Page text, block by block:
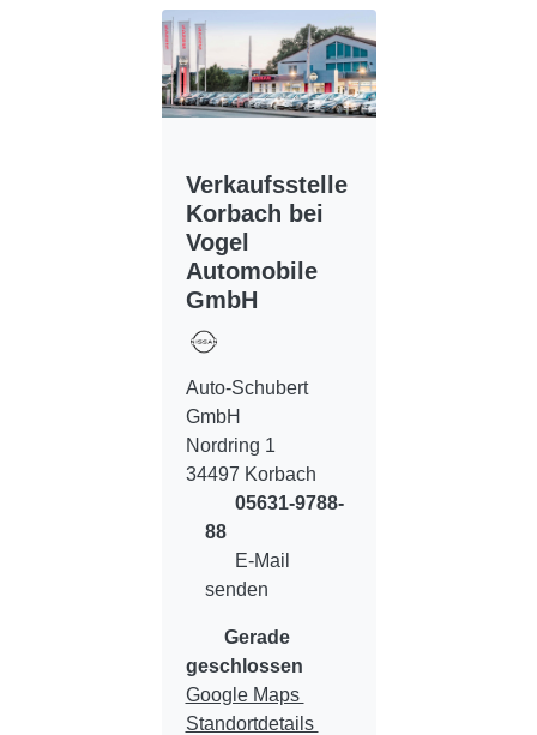
Verkaufsstelle
Korbach bei
Vogel
Automobile
GmbH
Auto-Schubert
GmbH
Nordring 1
34497 Korbach
05631-9788-
88
E-Mail
senden
Gerade
geschlossen
Google Maps
Standortdetails